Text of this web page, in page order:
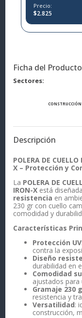
Precio:
$2.825
Ficha del Producto
Sectores
CONSTRUCCIÓN
Descripción
POLERA DE
X – Protección y
La POLERA DE
IRON-X está
resistencia en
230 gr con cuello
comodidad y
Características
Protección UV
contra la
Diseño
durabilidad en
Comodidad
ajustados
Gramaje 230
resistencia y
Versatilidad:
construcción,